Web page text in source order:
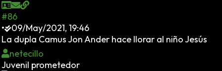
#86
•
09/May/2021, 19:46
La dupla Camus Jon Ander hace llorar al niño Jesús
netecillo
Juvenil prometedor